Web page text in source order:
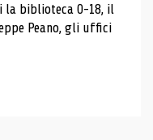
la biblioteca 0-18, il
Peano, gli uffici